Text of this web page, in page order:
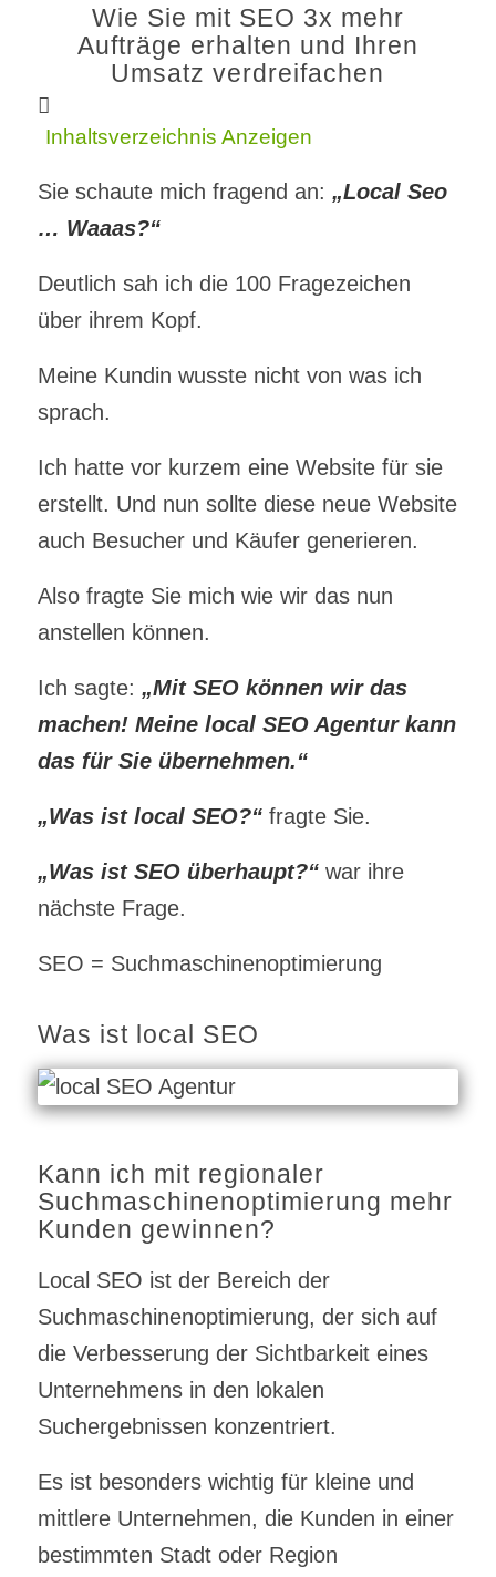
Wie Sie mit SEO 3x mehr
Aufträge erhalten und Ihren
Umsatz verdreifachen
Inhaltsverzeichnis Anzeigen
Sie schaute mich fragend an: „Local Seo
… Waaas?“
Deutlich sah ich die 100 Fragezeichen
über ihrem Kopf.
Meine Kundin wusste nicht von was ich
sprach.
Ich hatte vor kurzem eine Website für sie
erstellt. Und nun sollte diese neue Website
auch Besucher und Käufer generieren.
Also fragte Sie mich wie wir das nun
anstellen können.
Ich sagte: „Mit SEO können wir das
machen! Meine local SEO Agentur kann
das für Sie übernehmen.“
„Was ist local SEO?“fragte Sie.
„Was ist SEO überhaupt?“war ihre
nächste Frage.
SEO = Suchmaschinenoptimierung
Was ist local SEO
Kann ich mit regionaler
Suchmaschinenoptimierung mehr
Kunden gewinnen?
Local SEO ist der Bereich der
Suchmaschinenoptimierung, der sich auf
die Verbesserung der Sichtbarkeit eines
Unternehmens in den lokalen
Suchergebnissen konzentriert.
Es ist besonders wichtig für kleine und
mittlere Unternehmen, die Kunden in einer
bestimmten Stadt oder Region